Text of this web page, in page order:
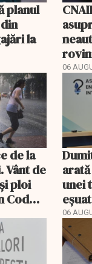
planul
la
di
plăti
06
de la
Vânt de
ploi
Cod
unei
06